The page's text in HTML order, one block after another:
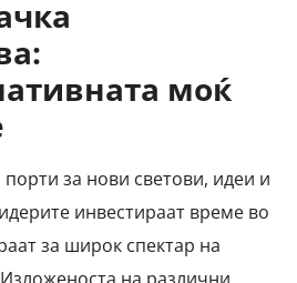
моќ
порти за нови светови, идеи и
инвестираат време во
за широк спектар на